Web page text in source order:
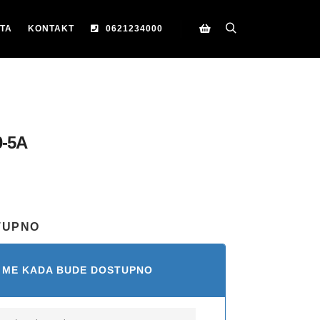
KONTAKT
0621234000
5A
KADA BUDE DOSTUPNO